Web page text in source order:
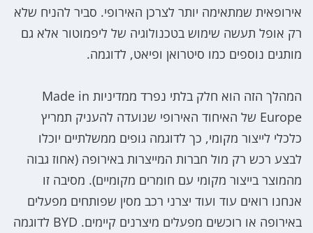
אירופאית שמתאימה יותר לצרכן האירופי. סביר להניח שלא
רק אופל תעשה שימוש בטכנולוגיה של ליפמוטור אלא גם
מותגים נוספים כמו סיטרואן ופיאט, לדוגמה.
המהלך הזה הוא חלק בלתי נפרד ממדיניות Made in
Europe של האיחוד האירופי שנועדה להעניק תמריץ
כלכלי לייצור מקומי, כך לדוגמה גופים ממשלתיים יוכלו
לבצע רכש רק מול חברות המייצרות באירופה (אחוז גבוה
מהמוצר בייצור מקומי עם חומרים מקומיים). מסיבה זו
אנחנו רואים עוד ועוד יצרני רכב מסין שפותחים מפעלים
באירופה או רוכשים מפעלים מיצרנים קיימים. BYD לדוגמה